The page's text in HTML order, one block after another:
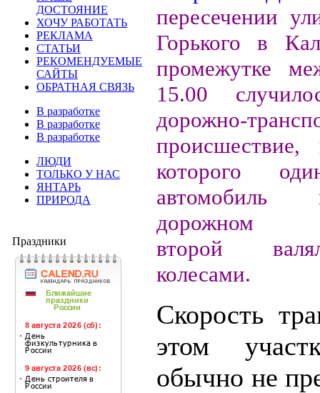
ДОСТОЯНИЕ
ХОЧУ РАБОТАТЬ
РЕКЛАМА
СТАТЬИ
РЕКОМЕНДУЕМЫЕ
САЙТЫ
ОБРАТНАЯ СВЯЗЬ
В разработке
В разработке
В разработке
ЛЮДИ
ТОЛЬКО У НАС
ЯНТАРЬ
ПРИРОДА
Праздники
пересечении
Горького в
промежутке
15.00
дорожно-
происшествие,
которого
дорожном
второй
колесами.
Скорость
этом
обычно не